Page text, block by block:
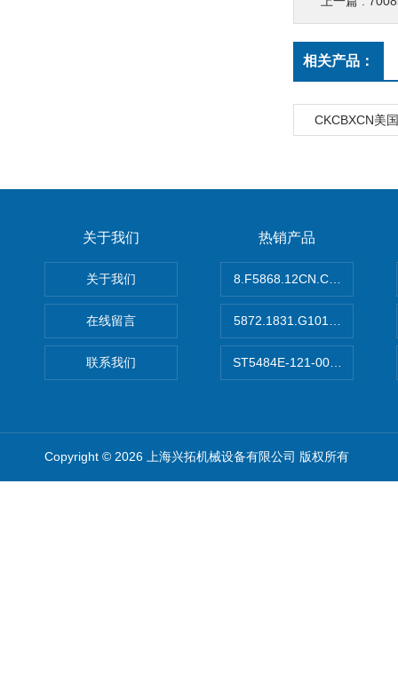
相关产品：
CKCBXCN美
关于我们
关于我们
在线留言
联系我们
热销产品
8.F5868.12CN.C122德国
5872.1831.G101德国库伯勒
ST5484E-121-0032-00美国
Copyright © 2026 上海兴拓机械设备有限公司 版权所有